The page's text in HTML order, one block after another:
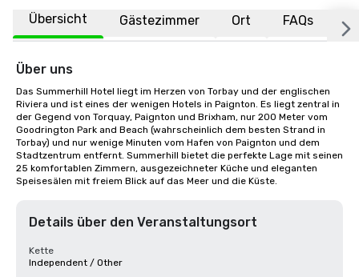
Übersicht Gästezimmer Ort FAQs
Über uns
Das Summerhill Hotel liegt im Herzen von Torbay und der englischen
Riviera und ist eines der wenigen Hotels in Paignton. Es liegt zentral in
der Gegend von Torquay, Paignton und Brixham, nur 200 Meter vom
Goodrington Park and Beach (wahrscheinlich dem besten Strand in
Torbay) und nur wenige Minuten vom Hafen von Paignton und dem
Stadtzentrum entfernt. Summerhill bietet die perfekte Lage mit seinen
25 komfortablen Zimmern, ausgezeichneter Küche und eleganten
Speisesälen mit freiem Blick auf das Meer und die Küste.
Details über den Veranstaltungsort
Kette
Independent / Other